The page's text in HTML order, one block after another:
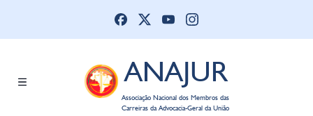
ANAJUR
Associação Nacional dos Membros das
Carreiras da Advocacia-Geral da União